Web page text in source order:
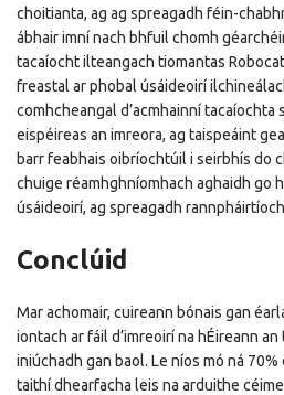
choitianta, ag ag spreagadh féin-
ábhair imní nach bhfuil chomh
tacaíocht ilteangach tiomantas
freastal ar phobal úsáideoirí
comhcheangal d’acmhainní tacaíochta
eispéireas an imreora, ag taispeáint
barr feabhais oibríochtúil i seirbhís do
chuige réamhghníomhach aghaidh go
úsáideoirí, ag spreagadh
Conclúid
Mar achomair, cuireann bónais gan
iontach ar fáil d’imreoirí na hÉireann
iniúchadh gan baol. Le níos mó ná
taithí dhearfacha leis na arduithe